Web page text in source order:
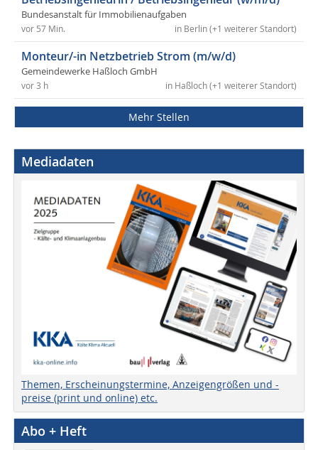
Bundesanstalt für Immobilienaufgaben
in Berlin (+1 weiterer Standort)
vor 57 Min.
Monteur/-in Netzbetrieb Strom (m/w/d)
Gemeindewerke Haßloch GmbH
in Haßloch (+1 weiterer Standort)
vor 3 h
Mehr Stellen
Mediadaten
Themen, Erscheinungstermine, Anzeigengrößen und -
preise (print und online) etc.
Abo + Heft